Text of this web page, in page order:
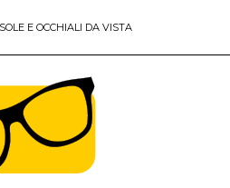
E OCCHIALI DA VISTA